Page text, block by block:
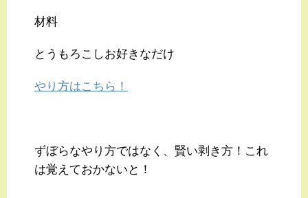
材料
とうもろこしお好きなだけ
やり方はこちら！
ずぼらなやり方ではなく、賢い剥き方！これ
は覚えておかないと！